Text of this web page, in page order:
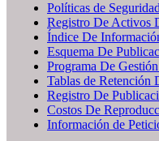
Políticas de
Registro De Activos
Índice De
Esquema De
Programa De
Tablas de Retención
Registro De
Costos De
Información de